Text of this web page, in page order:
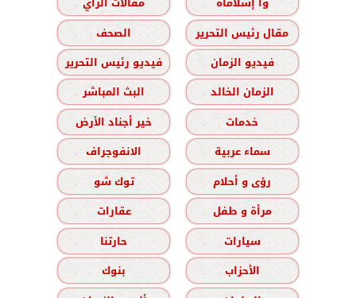
مقال رئيس التحرير
الصحف
فيديو الزمان
فيديو رئيس التحرير
الزمان الخالد
البث المباشر
خدمات
خير أجناد الأرض
سماء عربية
الانفوجراف
رؤى و أحلام
توك شو
مرأة و طفل
عقارات
سيارات
حارتنا
الأحزاب
بنوك